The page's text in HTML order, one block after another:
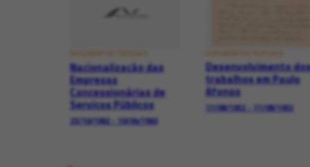
DOCUMENTOS TEXTUAIS
Nacionalização das
Empresas
Concessionárias de
Serviços Públicos
25/10/1962 - 10/04/1963
DOCUMENTOS TEXTUAIS
Desenvolvimento
trabalhos em Paulo
Afonso
17/08/1952 - 17/08/1952